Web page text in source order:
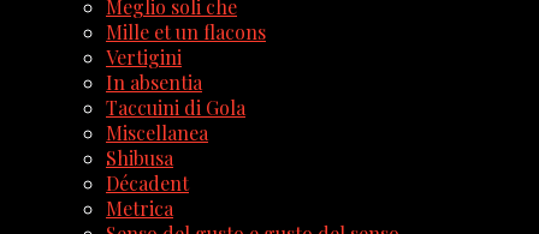
Meglio soli che
Mille et un flacons
Vertigini
In absentia
Taccuini di Gola
Miscellanea
Shibusa
Décadent
Metrica